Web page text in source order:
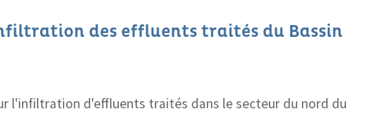
des effluents traités du Bassin
l'infiltration d'effluents traités dans le secteur du nord du